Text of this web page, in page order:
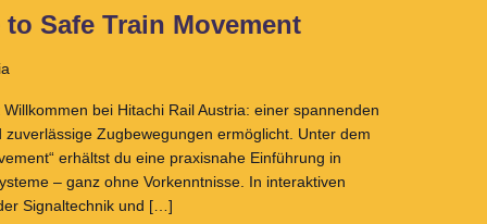
Safe Train Movement
bei Hitachi Rail Austria: einer spannenden
Zugbewegungen ermöglicht. Unter dem
erhältst du eine praxisnahe Einführung in
– ganz ohne Vorkenntnisse. In interaktiven
Signaltechnik und […]